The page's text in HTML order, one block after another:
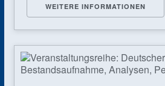
WEITERE INFORMATIONEN